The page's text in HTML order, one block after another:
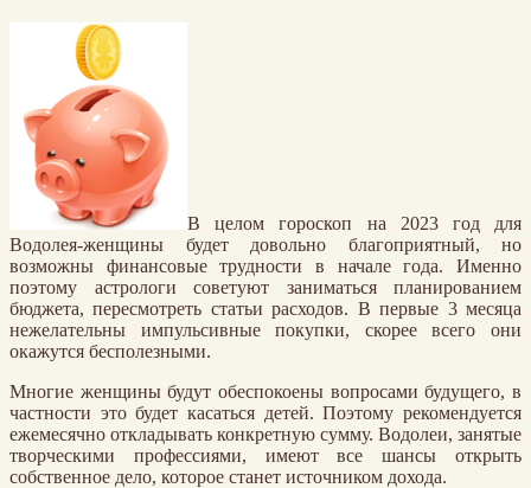
В целом гороскоп на 2023 год для
Водолея-женщины будет довольно благоприятный, но
возможны финансовые трудности в начале года. Именно
поэтому астрологи советуют заниматься планированием
бюджета, пересмотреть статьи расходов. В первые 3 месяца
нежелательны импульсивные покупки, скорее всего они
окажутся бесполезными.
Многие женщины будут обеспокоены вопросами будущего, в
частности это будет касаться детей. Поэтому рекомендуется
ежемесячно откладывать конкретную сумму. Водолеи, занятые
творческими профессиями, имеют все шансы открыть
собственное дело, которое станет источником дохода.